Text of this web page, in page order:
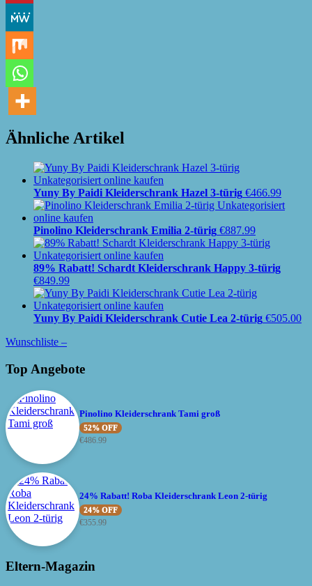
Ähnliche Artikel
Yuny By Paidi Kleiderschrank Hazel 3-türig €466.99
Pinolino Kleiderschrank Emilia 2-türig €887.99
89% Rabatt! Schardt Kleiderschrank Happy 3-türig
€849.99
Yuny By Paidi Kleiderschrank Cutie Lea 2-türig €505.00
Wunschliste –
Top Angebote
Pinolino Kleiderschrank Tami groß
52% OFF
€486.99
24% Rabatt! Roba Kleiderschrank Leon 2-türig
24% OFF
€355.99
Eltern-Magazin